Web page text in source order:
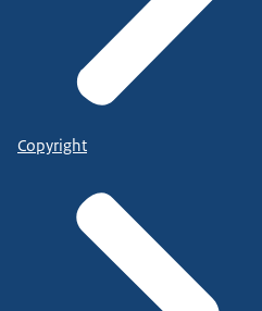
Copyright